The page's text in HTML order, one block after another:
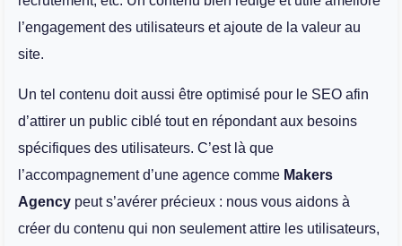
l’engagement des utilisateurs et ajoute de la valeur au
site.
Un tel contenu doit aussi être optimisé pour le SEO afin
d’attirer un public ciblé tout en répondant aux besoins
spécifiques des utilisateurs. C’est là que
l’accompagnement d’une agence comme Makers
Agency peut s’avérer précieux : nous vous aidons à
créer du contenu qui non seulement attire les utilisateurs,